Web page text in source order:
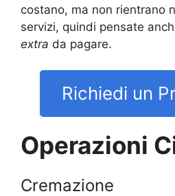
costano, ma non rientrano
servizi, quindi pensate
extra da pagare.
Richiedi un
Operazioni
Cremazione